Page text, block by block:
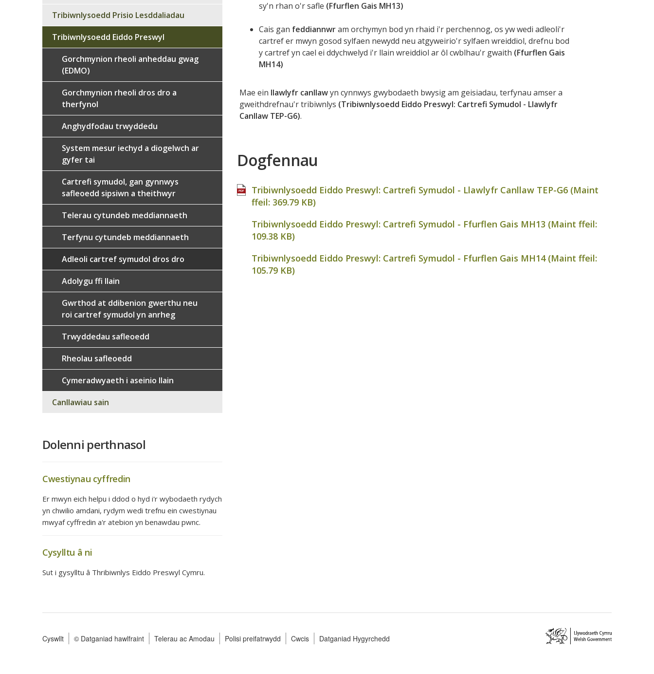
sy'n rhan o'r safle (Ffurflen Gais MH13)
Cais gan feddiannwram orchymyn bod yn rhaid i'r perchennog, os yw wedi adleoli'r
cartref er mwyn gosod sylfaen newydd neu atgyweirio'r sylfaen wreiddiol, drefnu bod
y cartref yn cael ei ddychwelyd i'r llain wreiddiol ar ôl cwblhau'r gwaith (Ffurflen Gais
MH14)
Mae ein llawlyfr canllawyn cynnwys gwybodaeth bwysig am geisiadau, terfynau amser a
gweithdrefnau'r tribiwnlys (Tribiwnlysoedd Eiddo Preswyl: Cartrefi Symudol - Llawlyfr
Canllaw TEP-G6).
Dogfennau
Tribiwnlysoedd Eiddo Preswyl: Cartrefi Symudol - Llawlyfr Canllaw TEP-G6 (Maint
ffeil: 369.79 KB)
Tribiwnlysoedd Eiddo Preswyl: Cartrefi Symudol - Ffurflen Gais MH13 (Maint ffeil:
109.38 KB)
Tribiwnlysoedd Eiddo Preswyl: Cartrefi Symudol - Ffurflen Gais MH14 (Maint ffeil:
105.79 KB)
Tribiwnlysoedd Prisio Lesddaliadau
Tribiwnlysoedd Eiddo Preswyl
Gorchmynion rheoli anheddau gwag
(EDMO)
Gorchmynion rheoli dros dro a
therfynol
Anghydfodau trwyddedu
System mesur iechyd a diogelwch ar
gyfer tai
Cartrefi symudol, gan gynnwys
safleoedd sipsiwn a theithwyr
Telerau cytundeb meddiannaeth
Terfynu cytundeb meddiannaeth
Adleoli cartref symudol dros dro
Adolygu ffi llain
Gwrthod at ddibenion gwerthu neu
roi cartref symudol yn anrheg
Trwyddedau safleoedd
Rheolau safleoedd
Cymeradwyaeth i aseinio llain
Canllawiau sain
Dolenni perthnasol
Cwestiynau cyffredin
Er mwyn eich helpu i ddod o hyd i'r wybodaeth rydych
yn chwilio amdani, rydym wedi trefnu ein cwestiynau
mwyaf cyffredin a'r atebion yn benawdau pwnc.
Cysylltu â ni
Sut i gysylltu â Thribiwnlys Eiddo Preswyl Cymru.
Footer
Cyswllt © Datganiad hawlfraint Telerau ac Amodau Polisi preifatrwydd Cwcis Datganiad Hygyrchedd